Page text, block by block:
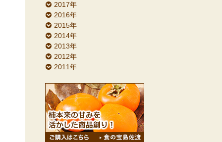
2017年
2016年
2015年
2014年
2013年
2012年
2011年